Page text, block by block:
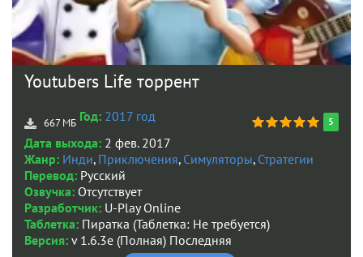
Youtubers Life торрент
5
667 МБ Год: 2017 год
Дата выхода: 2 фев. 2017
Жанр: Инди, Приключения, Симуляторы, Стратегии
Перевод: Русский
Озвучка: Отсутствует
Разработчик: U-Play Online
Таблетка: Пиратка (Таблетка: Не требуется)
Версия: v 1.6.3e (Полная) Последняя